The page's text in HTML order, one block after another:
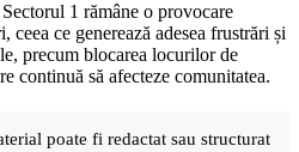
1 rămâne o provocare
ce generează adesea frustrări și
precum blocarea locurilor de
continuă să afecteze comunitatea.
poate fi redactat sau structurat